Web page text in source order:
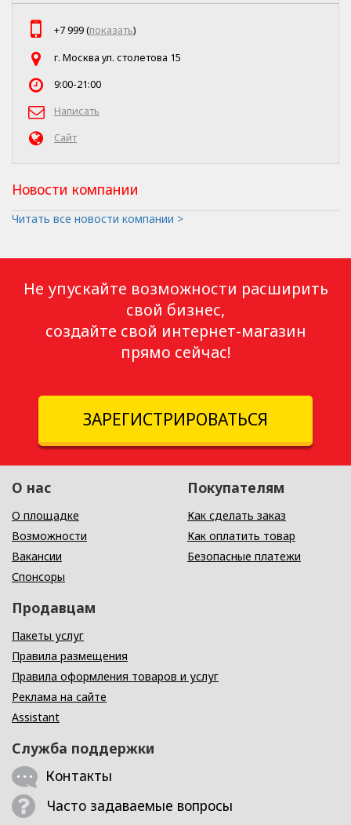
+7 999 (показать)
г. Москва ул. столетова 15
9:00-21:00
Написать
Сайт
Новости компании
Читать все новости компании >
Не упускайте возможности расширить
свой бизнес,
создайте свой интернет-магазин
прямо сейчас!
ЗАРЕГИСТРИРОВАТЬСЯ
О нас
О площадке
Возможности
Вакансии
Спонсоры
Покупателям
Как сделать заказ
Как оплатить товар
Безопасные платежи
Продавцам
Пакеты услуг
Правила размещения
Правила оформления товаров и услуг
Реклама на сайте
Assistant
Служба поддержки
Контакты
Часто задаваемые вопросы